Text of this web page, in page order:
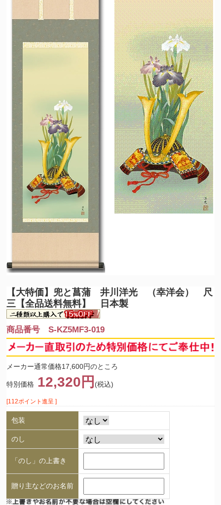
【大特価】 兜と菖蒲 井川洋光 （幸洋会） 尺
三【全品送料無料】 日本製
商品番号 S-KZ5MF3-019
メーカー通常価格17,600円のところ
特別価格 12,320円 (税込)
[112ポイント進呈 ]
包装
のし
「のし」の上書き
贈り主などのお名前